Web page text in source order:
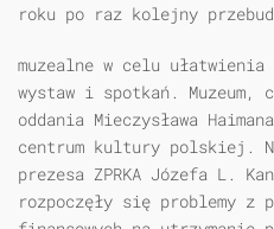
roku po raz kolejny
muzealne w celu
wystaw i spotkań. Muzeum,
oddania Mieczysława
centrum kultury polskiej.
prezesa ZPRKA Józefa L.
rozpoczęły się problemy z